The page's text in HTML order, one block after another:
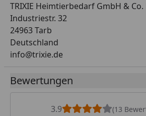
TRIXIE Heimtierbedarf GmbH & Co.
Industriestr. 32
24963 Tarb
Deutschland
info@trixie.de
Bewertungen
3.9 (13